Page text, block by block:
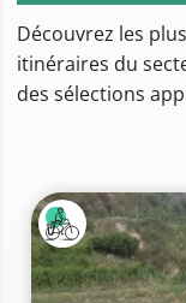
Découvrez les
itinéraires du
des sélections